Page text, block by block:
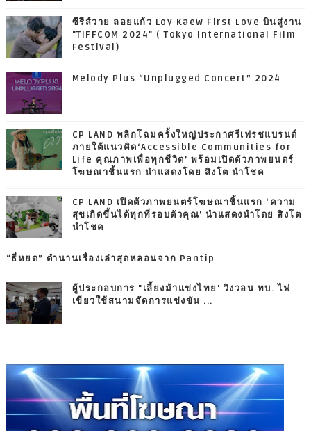
ซีรีส์วาย ลอยแก้ว Loy Kaew First Love บินสู่งาน
"TIFFCOM 2024" ( Tokyo International Film
Festival)
Melody Plus “Unplugged Concert” 2024
CP LAND พลิกโฉมครั้งใหญ่ประกาศรีเฟรชแบรนด์
ภายใต้แนวคิด‘Accessible Communities for
Life คุณภาพเพื่อทุกชีวิต’ พร้อมเปิดตัวภาพยนตร์
โฆษณาชิ้นแรก นำแสดงโดย สิงโต นำโชค
CP LAND เปิดตัวภาพยนตร์โฆษณาชิ้นแรก ‘ความ
สุขเกิดขึ้นได้ทุกที่รอบตัวคุณ’ นำแสดงนำโดย สิงโต
นำโชค
“ธี่หยด” ตำนานเรื่องเล่าสุดหลอนจาก Pantip
ผู้ประกอบการ "เลี้ยงม้าแข่งไทย' วิงวอน ทบ. ไฟ
เขียวใช้สนามจัดการแข่งขัน ...